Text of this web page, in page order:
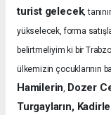
turist gelecek,
yükselecek, forma
belirtmeliyim ki bir
ülkemizin çocuklarının
Hamilerin, Dozer
Turgayların,